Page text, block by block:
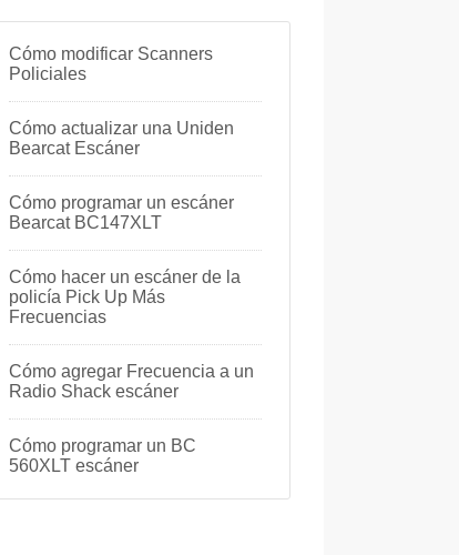
Cómo modificar Scanners
Policiales
Cómo actualizar una Uniden
Bearcat Escáner
Cómo programar un escáner
Bearcat BC147XLT
Cómo hacer un escáner de la
policía Pick Up Más
Frecuencias
Cómo agregar Frecuencia a un
Radio Shack escáner
Cómo programar un BC
560XLT escáner